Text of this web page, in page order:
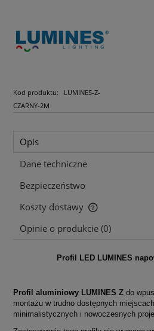
Kod produktu:
LUMINES-Z-
CZARNY-2M
Opis
Dane techniczne
Bezpieczeństwo
Koszty dostawy
Cena nie zawiera ewentualnych
Opinie o produkcie (0)
Profil LED LUMINES
Profil aluminiowy LUMINES Z do
montażu w trudno dostępnych
minimalistycznych i nowoczesnych